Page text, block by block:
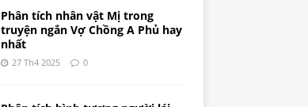
Phân tích nhân vật Mị trong
truyện ngắn Vợ Chồng A Phủ hay
nhất
27 Th4 2025 0